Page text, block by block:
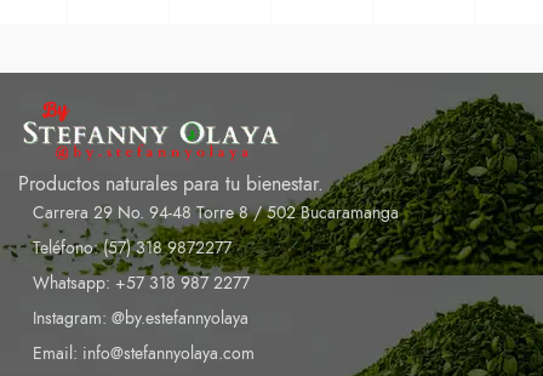
Productos naturales para tu bienestar.
Carrera 29 No. 94-48 Torre 8 / 502 Bucaramanga
Teléfono: (57) 318 9872277
Whatsapp: +57 318 987 2277
Instagram: @by.estefannyolaya
Email: info@stefannyolaya.com